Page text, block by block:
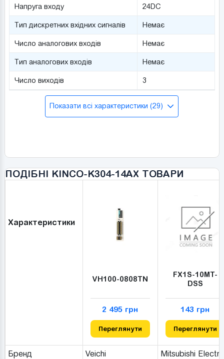
Напруга входу 24DC
Тип дискретних вхідних сигналів Немає
Число аналогових входів Немає
Тип аналогових входів Немає
Число виходів 3
Показати всі характеристики (29)
ПОДІБНІ KINCO-K304-14AX ТОВАРИ
Характеристики
VH100-0808TN
2 495 грн
Переглянути
FX1S-10MT-
DSS
143 грн
Переглянути
Бренд Veichi
Mitsubishi